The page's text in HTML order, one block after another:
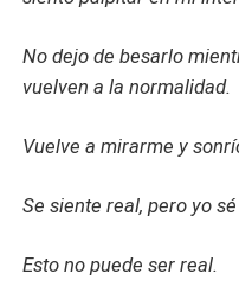
No dejo de besarlo
vuelven a la normalidad.
Vuelve a mirarme y
Se siente real, pero yo sé
Esto no puede ser real.